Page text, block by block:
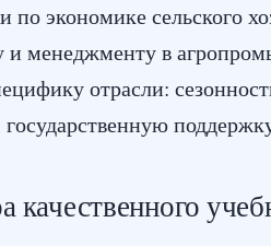
экономике сельского
и менеджменту в
отрасли:
качественного